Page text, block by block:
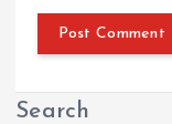
Search